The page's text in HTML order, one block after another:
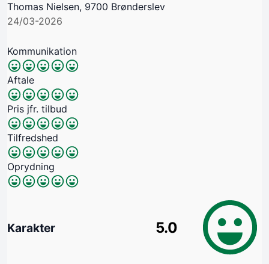
Thomas Nielsen, 9700 Brønderslev
24/03-2026
Kommunikation
Aftale
Pris jfr. tilbud
Tilfredshed
Oprydning
Karakter 5.0